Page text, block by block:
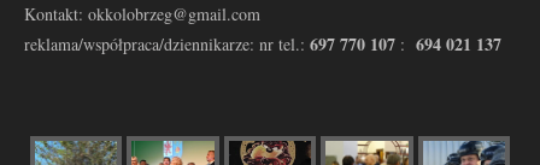
Kontakt: okkolobrzeg@gmail.com
reklama/współpraca/dziennikarze: nr tel.: 697 770 107 : 694 021 137